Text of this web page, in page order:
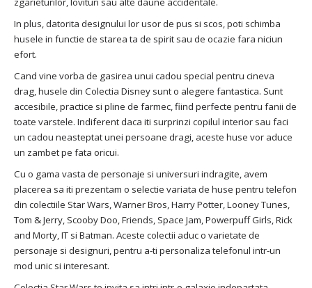
In plus, datorita designului lor usor de pus si scos, poti schimba
husele in functie de starea ta de spirit sau de ocazie fara niciun
efort.
Cand vine vorba de gasirea unui cadou special pentru cineva
drag, husele din Colectia Disney sunt o alegere fantastica. Sunt
accesibile, practice si pline de farmec, fiind perfecte pentru fanii de
toate varstele. Indiferent daca iti surprinzi copilul interior sau faci
un cadou neasteptat unei persoane dragi, aceste huse vor aduce
un zambet pe fata oricui.
Cu o gama vasta de personaje si universuri indragite, avem
placerea sa iti prezentam o selectie variata de huse pentru telefon
din colectiile Star Wars, Warner Bros, Harry Potter, Looney Tunes,
Tom & Jerry, Scooby Doo, Friends, Space Jam, Powerpuff Girls, Rick
and Morty, IT si Batman. Aceste colectii aduc o varietate de
personaje si designuri, pentru a-ti personaliza telefonul intr-un
mod unic si interesant.